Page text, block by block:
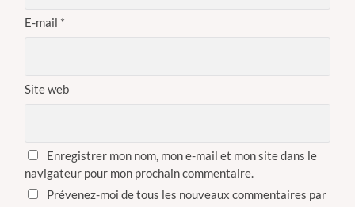
E-mail *
Site web
Enregistrer mon nom, mon e-mail et mon site dans le
navigateur pour mon prochain commentaire.
Prévenez-moi de tous les nouveaux commentaires par